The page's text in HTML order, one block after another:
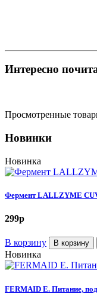
Интересно
Просмотренные
Новинки
Новинка
Фермент LALLZYME
299p
В корзину В корзину
Новинка
FERMAID E. Питание,